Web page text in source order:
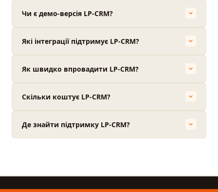
Чи є демо-версія LP-CRM?
Які інтеграції підтримує LP-CRM?
Як швидко впровадити LP-CRM?
Скільки коштує LP-CRM?
Де знайти підтримку LP-CRM?